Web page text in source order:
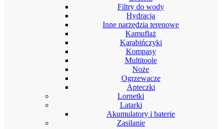
Filtry do wody
Hydracja
Inne narzędzia terenowe
Kamuflaż
Karabińczyki
Kompasy
Multitoole
Noże
Ogrzewacze
Apteczki
Lornetki
Latarki
Akumulatory i baterie
Zasilanie